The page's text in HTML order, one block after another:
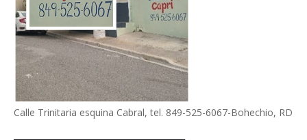
Calle Trinitaria esquina Cabral, tel. 849-525-6067-Bohechio, RD